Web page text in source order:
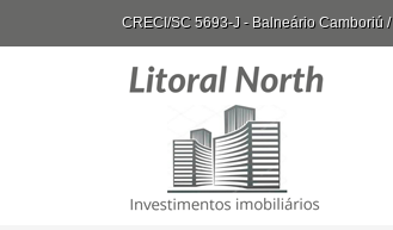
CRECI/SC 5693-J - Balneário Camboriú /